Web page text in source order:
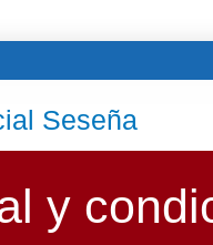
Seseña
y